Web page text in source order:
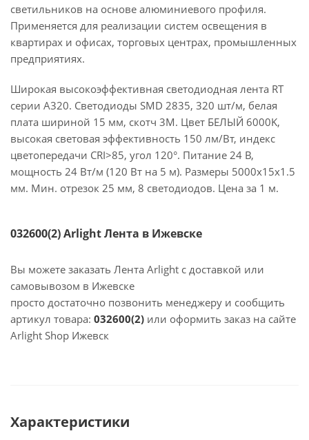
светильников на основе алюминиевого профиля.
Применяется для реализации систем освещения в
квартирах и офисах, торговых центрах, промышленных
предприятиях.
Широкая высокоэффективная светодиодная лента RT
серии A320. Светодиоды SMD 2835, 320 шт/м, белая
плата шириной 15 мм, скотч 3M. Цвет БЕЛЫЙ 6000K,
высокая световая эффективность 150 лм/Вт, индекс
цветопередачи CRI>85, угол 120°. Питание 24 В,
мощность 24 Вт/м (120 Вт на 5 м). Размеры 5000x15x1.5
мм. Мин. отрезок 25 мм, 8 светодиодов. Цена за 1 м.
032600(2) Arlight Лента в Ижевске
Вы можете заказать Лента Arlight с доставкой или
самовывозом в Ижевске
просто достаточно позвонить менеджеру и сообщить
артикул товара: 032600(2) или оформить заказ на сайте
Arlight Shop Ижевск
Характеристики